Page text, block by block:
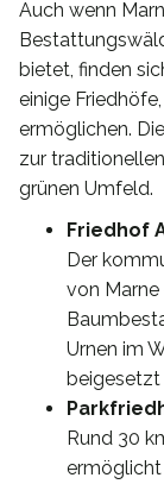
Auch wenn
bietet, finden
einige
ermöglichen.
zur
grünen Umfeld.
Friedhof
Der
von
Urnen im
beigesetzt
Rund 30
ermöglicht